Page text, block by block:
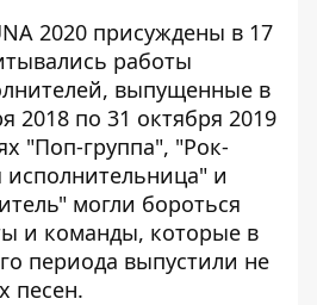
2020 присуждены в 17
работы
выпущенные в
2018 по 31 октября 2019
"Поп-группа", "Рок-
и
могли бороться
и команды, которые в
периода выпустили не
песен.